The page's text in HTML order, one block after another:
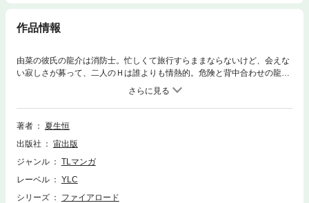
作品情報
由菜の彼氏の龍介は消防士。忙しくて旅行すらままならないけど、会えな
い寂しさが募って、二人のＨは誰よりも情熱的。危険と背中合わせの龍介
と彼を優しく包み込む由菜の感動ラブストーリー。
著者
夏生恒
出版社
宙出版
ジャンル
TLマンガ
レーベル
YLC
シリーズ
ファイアロード